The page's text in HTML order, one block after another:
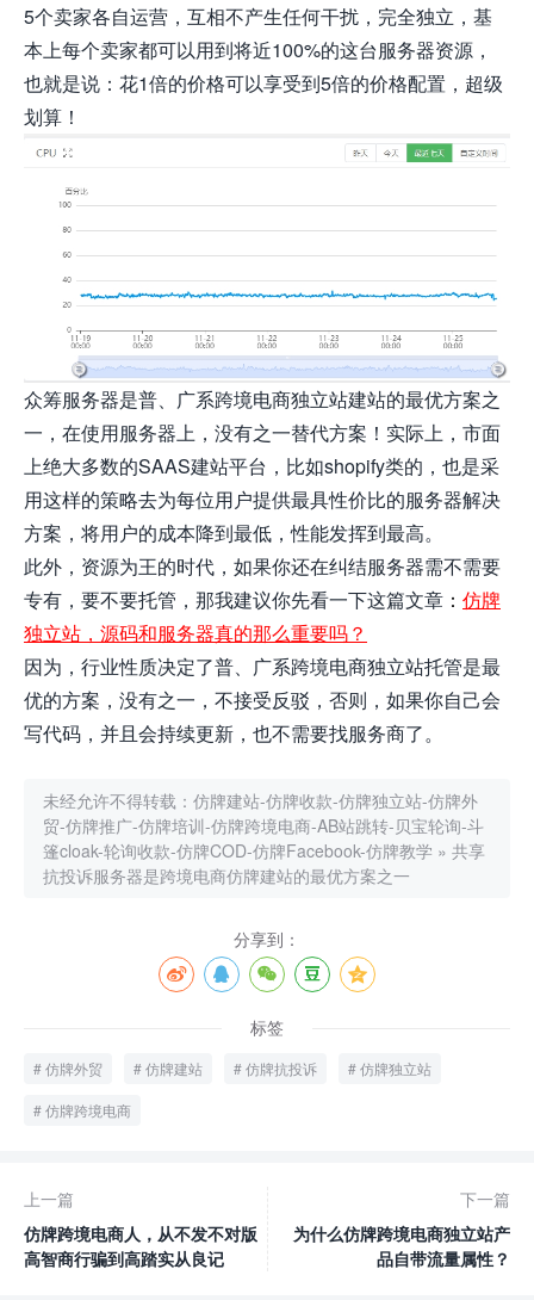
5个卖家各自运营，互相不产生任何干扰，完全独立，基
本上每个卖家都可以用到将近100%的这台服务器资源，
也就是说：花1倍的价格可以享受到5倍的价格配置，超级
划算！
众筹服务器是普、广系跨境电商独立站建站的最优方案之
一，在使用服务器上，没有之一替代方案！实际上，市面
上绝大多数的SAAS建站平台，比如shopify类的，也是采
用这样的策略去为每位用户提供最具性价比的服务器解决
方案，将用户的成本降到最低，性能发挥到最高。
此外，资源为王的时代，如果你还在纠结服务器需不需要
专有，要不要托管，那我建议你先看一下这篇文章 ： 仿牌
独立站，源码和服务器真的那么重要吗？
因为，行业性质决定了普、广系跨境电商独立站托管是最
优的方案，没有之一，不接受反驳，否则，如果你自己会
写代码，并且会持续更新，也不需要找服务商了。
未经允许不得转载： 仿牌建站-仿牌收款-仿牌独立站-仿牌外
贸-仿牌推广-仿牌培训-仿牌跨境电商-AB站跳转-贝宝轮询-斗
篷cloak-轮询收款-仿牌COD-仿牌Facebook-仿牌教学 » 共享
抗投诉服务器是跨境电商仿牌建站的最优方案之一
分享到：
标签
仿牌外贸 仿牌建站 仿牌抗投诉 仿牌独立站
仿牌跨境电商
上一篇
仿牌跨境电商人，从不发不对版
高智商行骗到高踏实从良记
下一篇
为什么仿牌跨境电商独立站产
品自带流量属性？